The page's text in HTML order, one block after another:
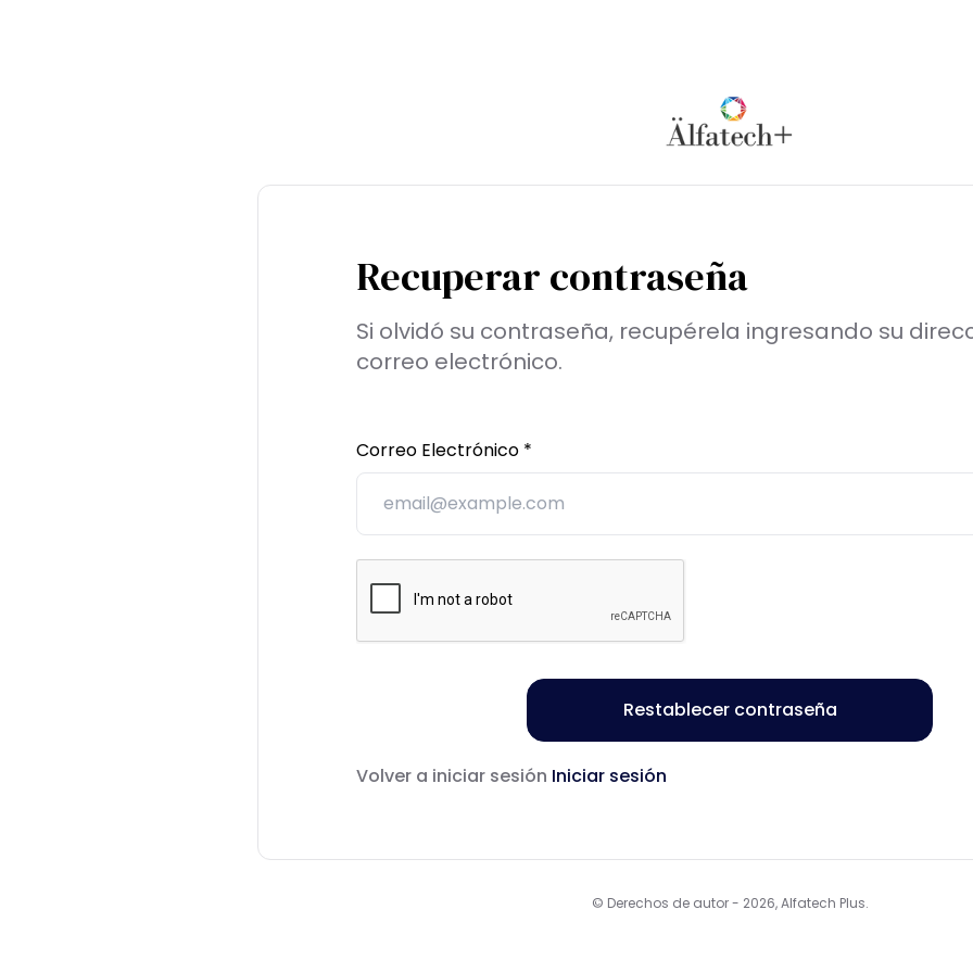
Recuperar contraseña
Si olvidó su contraseña, recupérela ingresando su
correo electrónico.
Correo Electrónico
Restablecer contraseña
Volver a iniciar sesión Iniciar sesión
© Derechos de autor - 2026, Alfatech Plus.